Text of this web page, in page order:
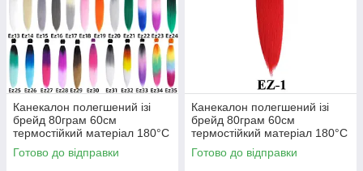
Канекалон полегшений ізі
брейд 80грам 60см
термостійкий матеріал 180°C
EZ хвіст омбре Easy Braid
Готово до відправки
Канекалон полегшений ізі
брейд 80грам 60см
термостійкий матеріал 180°C
EZ-1 хвіст омбре Easy Braid
Готово до відправки